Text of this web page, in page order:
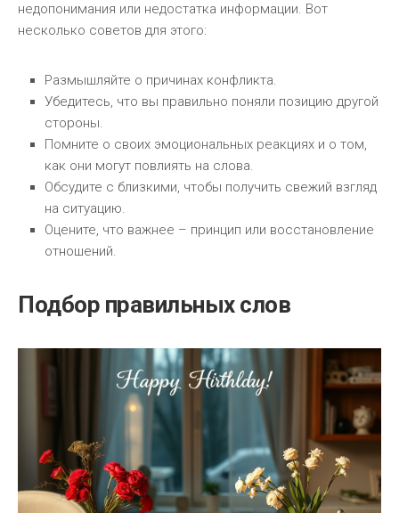
недопонимания или недостатка информации. Вот
несколько советов для этого:
Размышляйте о причинах конфликта.
Убедитесь, что вы правильно поняли позицию другой
стороны.
Помните о своих эмоциональных реакциях и о том,
как они могут повлиять на слова.
Обсудите с близкими, чтобы получить свежий взгляд
на ситуацию.
Оцените, что важнее – принцип или восстановление
отношений.
Подбор правильных слов